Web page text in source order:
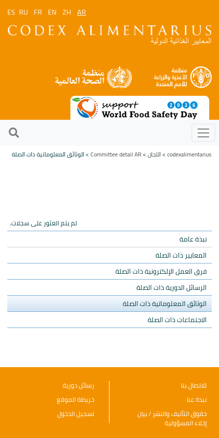
AR
ZH
EN
FR
RU
ES
codexalimentarius
>اللجان>
Committee detail AR> الوثائق المعلوماتية ذات الصلة
لم يتم العثور على سجلات.
نبذة عامة
المعايير ذات الصلة
فرق العمل الإلكترونية ذات الصلة
الرسائل الدورية ذات الصلة
الوثائق المعلوماتية ذات الصلة
الاجتماعات ذات الصلة
رسائل دورية
خريطة الموقع
تسجيل الدخول
للاتصال بنا
نبذة عنا
حقوق التأليف والنشر / بيان
إخلاء المسؤولية